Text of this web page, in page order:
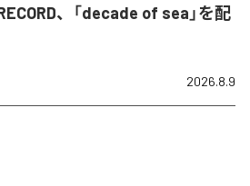
、「decade of sea」を配
2026.8.9